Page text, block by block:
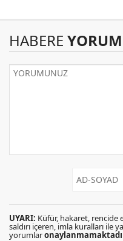
HABERE
UYARI: Küfür, hakaret, rencide
saldırı içeren, imla kuralları ile
yorumlar